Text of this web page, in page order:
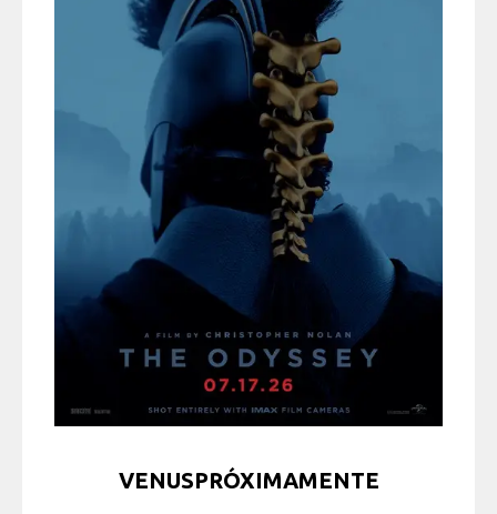
VENUSPRÓXIMAMENTE